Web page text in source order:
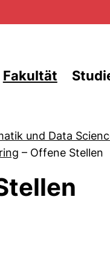
Fakultät
und Data
– Offene Stellen